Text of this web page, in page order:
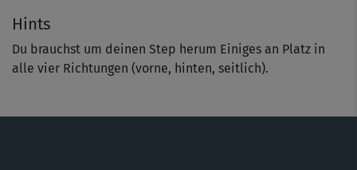
relativ kurz und knackig. Wenn alles sitzt, werden beide
Choreos aneinandergehängt. Du machst dabei die
Bewegungen nach rechts und links immer nacheinander.
Regeneration. Dein Puls fährt wieder runter und du
Hints
Du brauchst um deinen Step herum Einiges an Platz in
alle vier Richtungen (vorne, hinten, seitlich).